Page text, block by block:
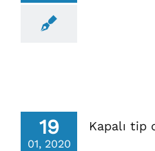
19
01, 2020
Kapalı tip